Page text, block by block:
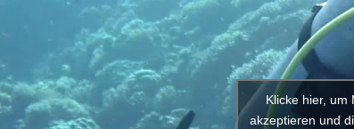
Klicke hier, um
akzeptieren und